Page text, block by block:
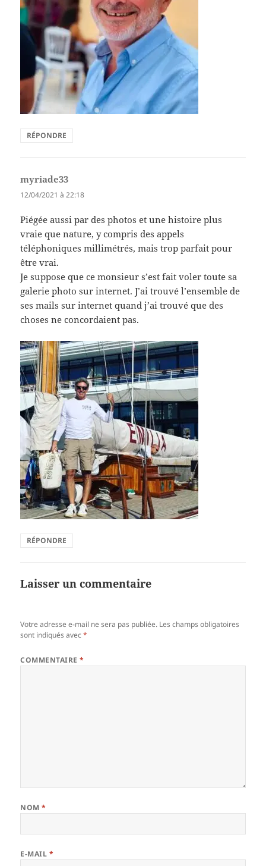
RÉPONDRE
myriade33
12/04/2021 à 22:18
Piégée aussi par des photos et une histoire plus
vraie que nature, y compris des appels
téléphoniques millimétrés, mais trop parfait pour
être vrai.
Je suppose que ce monsieur s’est fait voler toute sa
galerie photo sur internet. J’ai trouvé l’ensemble de
ses mails sur internet quand j’ai trouvé que des
choses ne concordaient pas.
RÉPONDRE
Laisser un commentaire
Votre adresse e-mail ne sera pas publiée. Les champs obligatoires
sont indiqués avec*
COMMENTAIRE*
NOM*
E-MAIL *